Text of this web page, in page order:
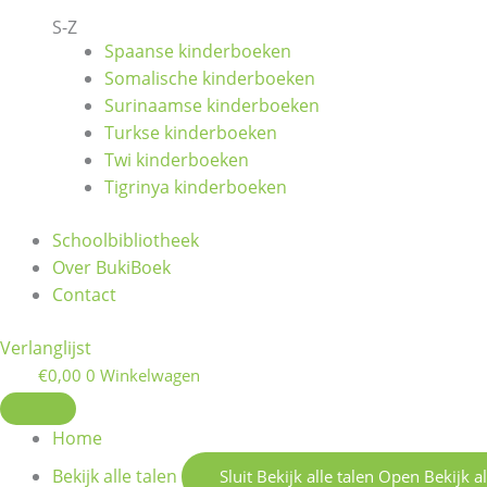
S-Z
Spaanse kinderboeken
Somalische kinderboeken
Surinaamse kinderboeken
Turkse kinderboeken
Twi kinderboeken
Tigrinya kinderboeken
Schoolbibliotheek
Over BukiBoek
Contact
Verlanglijst
€0,00 0 Winkelwagen
Home
Bekijk alle talen
Sluit Bekijk alle talen Open Bekijk